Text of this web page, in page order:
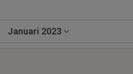
Januari 2023